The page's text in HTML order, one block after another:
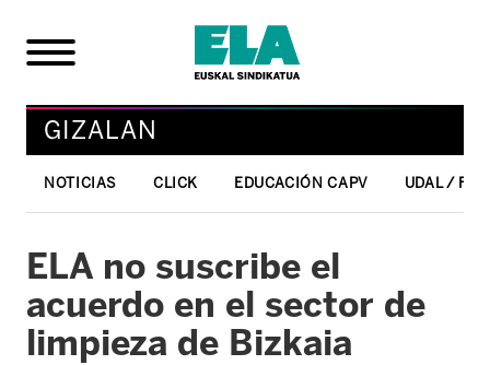
GIZALAN
NOTICIAS CLICK EDUCACIÓN CAPV UDAL /
ELA no suscribe el
acuerdo en el sector de
limpieza de Bizkaia